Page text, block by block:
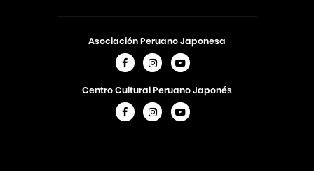
Asociación Peruano Japonesa
Centro Cultural Peruano Japonés